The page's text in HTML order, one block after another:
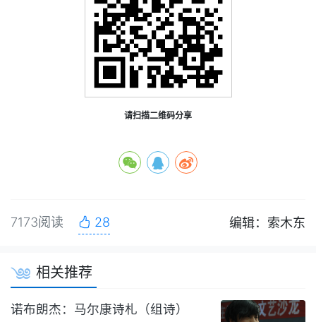
请扫描二维码分享
7173阅读 28 编辑：索木东
相关推荐
诺布朗杰：马尔康诗札（组诗）